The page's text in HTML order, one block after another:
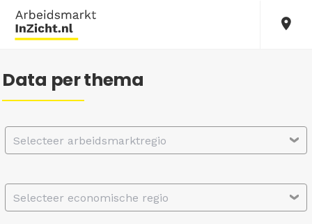
Data per thema
Selecteer arbeidsmarktregio
Selecteer economische regio